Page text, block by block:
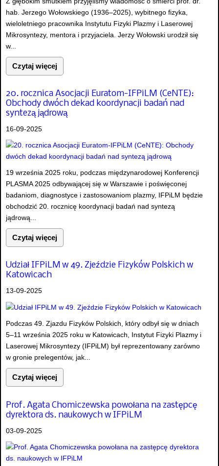
hab. Jerzego Wołowskiego (1936–2025), wybitnego fizyka,
wieloletniego pracownika Instytutu Fizyki Plazmy i Laserowej
Mikrosyntezy, mentora i przyjaciela. Jerzy Wołowski urodził się
w...
Czytaj więcej
20. rocznica Asocjacji Euratom-IFPiLM (CeNTE):
Obchody dwóch dekad koordynacji badań nad
syntezą jądrową
16-09-2025
19 września 2025 roku, podczas międzynarodowej Konferencji
PLASMA 2025 odbywającej się w Warszawie i poświęconej
badaniom, diagnostyce i zastosowaniom plazmy, IFPiLM będzie
obchodzić 20. rocznicę koordynacji badań nad syntezą
jądrową...
Czytaj więcej
Udział IFPiLM w 49. Zjeździe Fizyków Polskich w
Katowicach
13-09-2025
Podczas 49. Zjazdu Fizyków Polskich, który odbył się w dniach
5–11 września 2025 roku w Katowicach, Instytut Fizyki Plazmy i
Laserowej Mikrosyntezy (IFPiLM) był reprezentowany zarówno
w gronie prelegentów, jak...
Czytaj więcej
Prof. Agata Chomiczewska powołana na zastępcę
dyrektora ds. naukowych w IFPiLM
03-09-2025